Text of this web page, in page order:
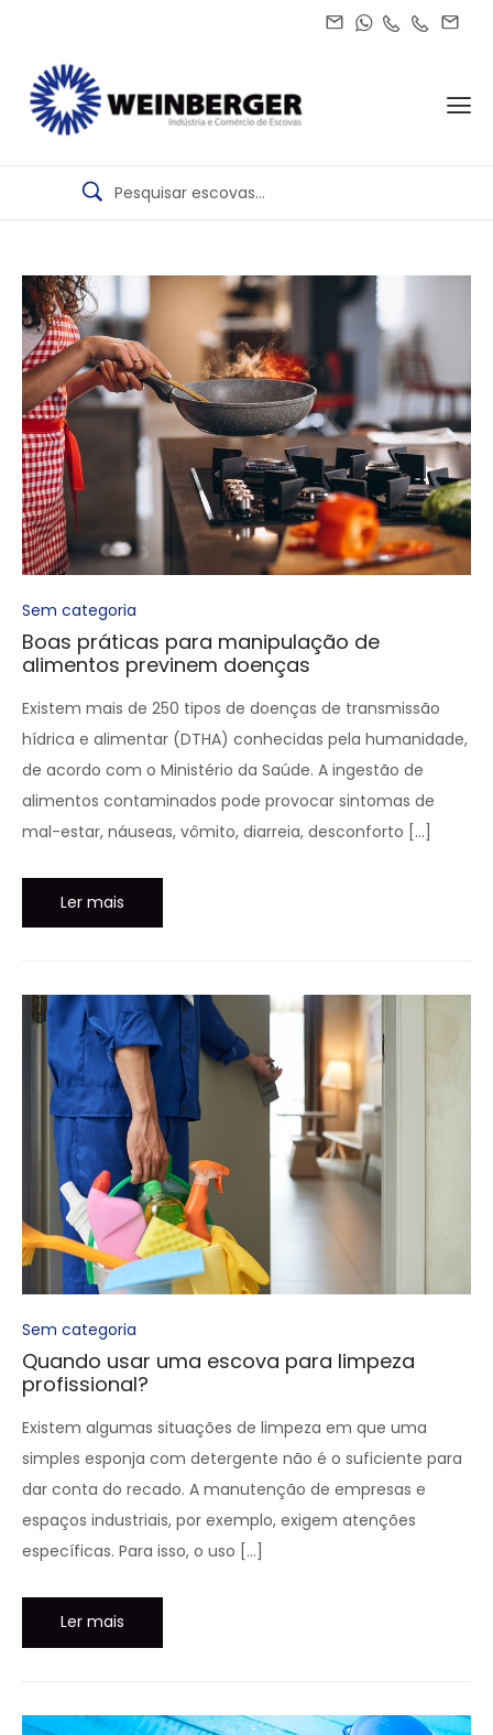
Sem categoria
Boas práticas para manipulação de
alimentos previnem doenças
Existem mais de 250 tipos de doenças de transmissão
hídrica e alimentar (DTHA) conhecidas pela humanidade,
de acordo com o Ministério da Saúde. A ingestão de
alimentos contaminados pode provocar sintomas de
mal-estar, náuseas, vômito, diarreia, desconforto […]
Ler mais
Sem categoria
Quando usar uma escova para limpeza
profissional?
Existem algumas situações de limpeza em que uma
simples esponja com detergente não é o suficiente para
dar conta do recado. A manutenção de empresas e
espaços industriais, por exemplo, exigem atenções
específicas. Para isso, o uso […]
Ler mais